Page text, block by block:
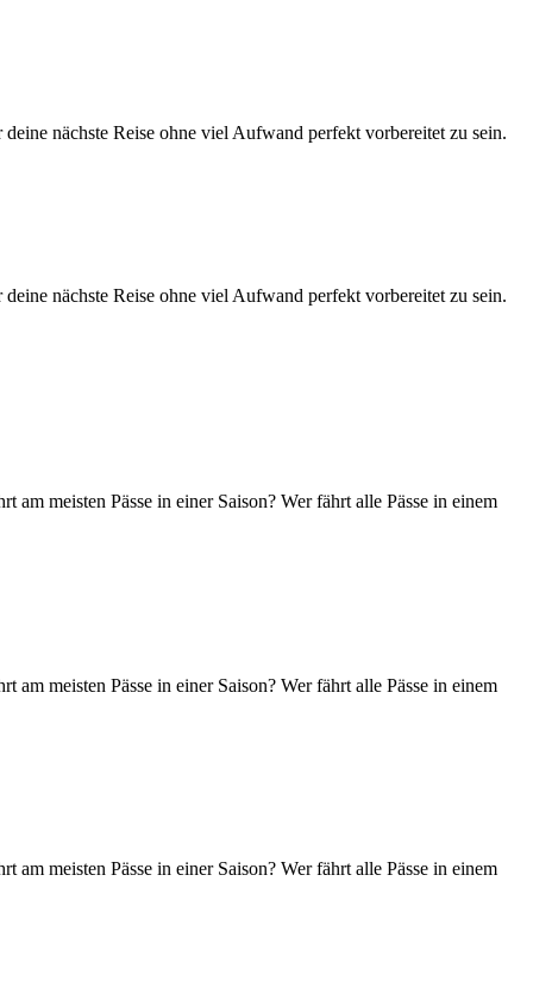
nächste Reise ohne viel Aufwand perfekt vorbereitet zu sein.
nächste Reise ohne viel Aufwand perfekt vorbereitet zu sein.
meisten Pässe in einer Saison? Wer fährt alle Pässe in einem
meisten Pässe in einer Saison? Wer fährt alle Pässe in einem
meisten Pässe in einer Saison? Wer fährt alle Pässe in einem